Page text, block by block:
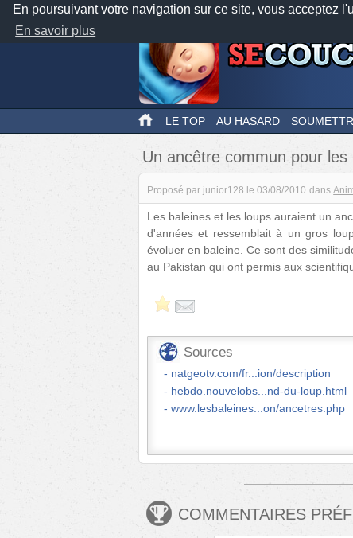
En poursuivant votre navigation sur ce site, vous acceptez
En savoir plus
LE TOP AU HASARD
Un ancêtre commun pour
Proposé par junior128 le 03/08/2010 dans
Les baleines et les loups auraient un
d'années et ressemblait à un gros
évoluer en baleine. Ce sont des
au Pakistan qui ont permis aux
Sources
natgeotv.com/fr...ion/description
hebdo.nouvelobs...nd-du-loup.html
www.lesbaleines...on/ancetres.php
COMMENTAIRES